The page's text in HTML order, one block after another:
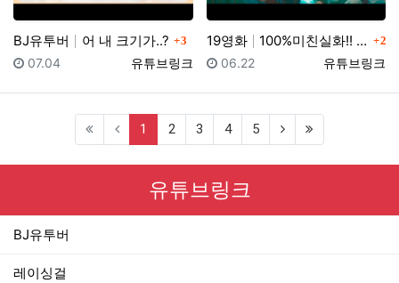
BJ유투버 어 내 크기가..? 댓글
3
등록자
유튜브링크
등록일
07.04
19영화 100%미친실화!! 이게 실제로 있었던 일이랍니다...… 댓글
2
등록자
유튜브링크
등록일
06.22
1 (current)
2 3 4 5
유튜브링크
BJ유투버
레이싱걸